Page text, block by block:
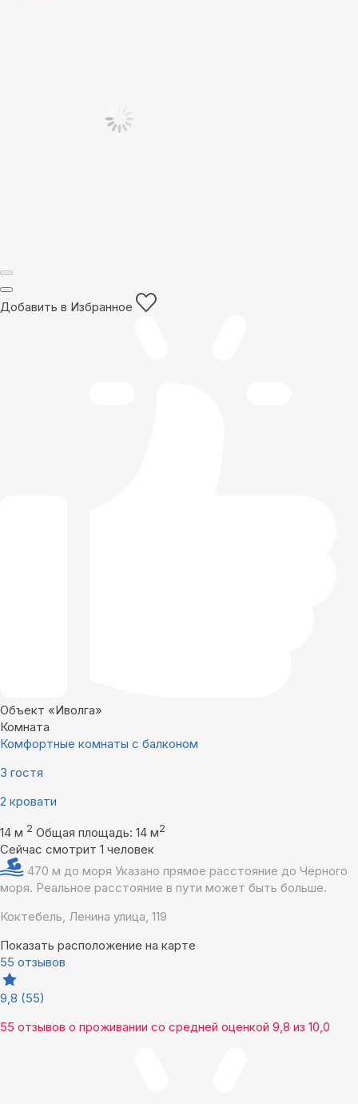
Добавить в Избранное
Объект «Иволга»
Комната
Комфортные комнаты с балконом
3 гостя
2 кровати
14 м 2 Общая площадь: 14 м2
Сейчас смотрит 1 человек
470 м до моря Указано прямое расстояние до Чёрного
моря. Реальное расстояние в пути может быть больше.
Коктебель, Ленина улица, 119
Показать расположение на карте
55 отзывов
9,8 (55)
55 отзывов о проживании со средней оценкой 9,8 из 10,0